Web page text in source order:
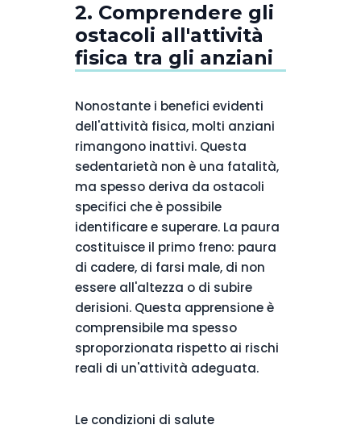
2. Comprendere gli
ostacoli all'attività
fisica tra gli anziani
Nonostante i benefici evidenti
dell'attività fisica, molti anziani
rimangono inattivi. Questa
sedentarietà non è una fatalità,
ma spesso deriva da ostacoli
specifici che è possibile
identificare e superare. La paura
costituisce il primo freno: paura
di cadere, di farsi male, di non
essere all'altezza o di subire
derisioni. Questa apprensione è
comprensibile ma spesso
sproporzionata rispetto ai rischi
reali di un'attività adeguata.
Le condizioni di salute